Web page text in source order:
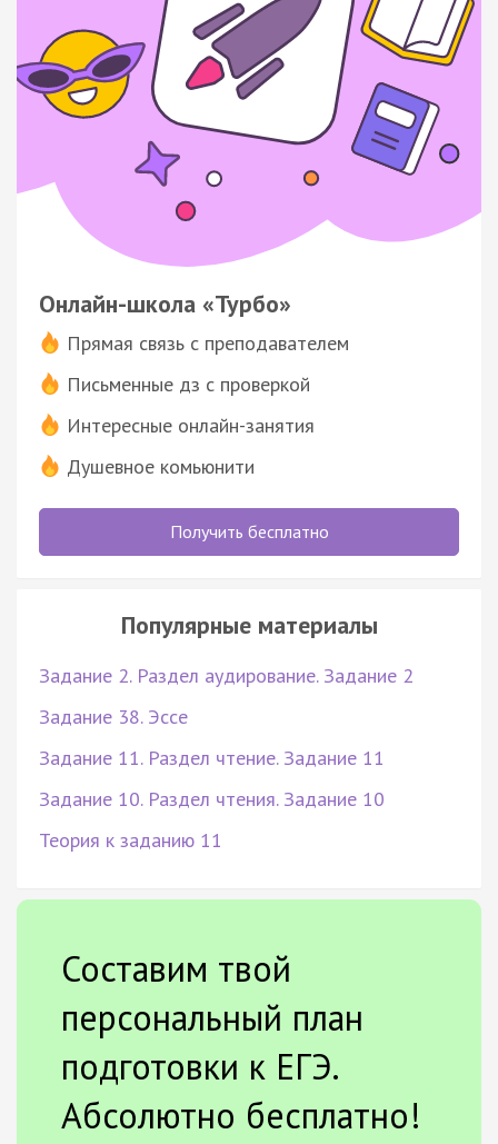
Онлайн-школа «Турбо»
Прямая связь с преподавателем
Письменные дз с проверкой
Интересные онлайн-занятия
Душевное комьюнити
Получить бесплатно
Популярные материалы
Задание 2. Раздел аудирование. Задание 2
Задание 38. Эссе
Задание 11. Раздел чтение. Задание 11
Задание 10. Раздел чтения. Задание 10
Теория к заданию 11
Составим твой
персональный план
подготовки к ЕГЭ.
Абсолютно бесплатно!